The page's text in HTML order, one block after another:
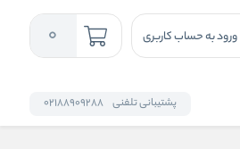
ورود به حساب کاربری 0
پشتیبانی تلفنی 02188909288